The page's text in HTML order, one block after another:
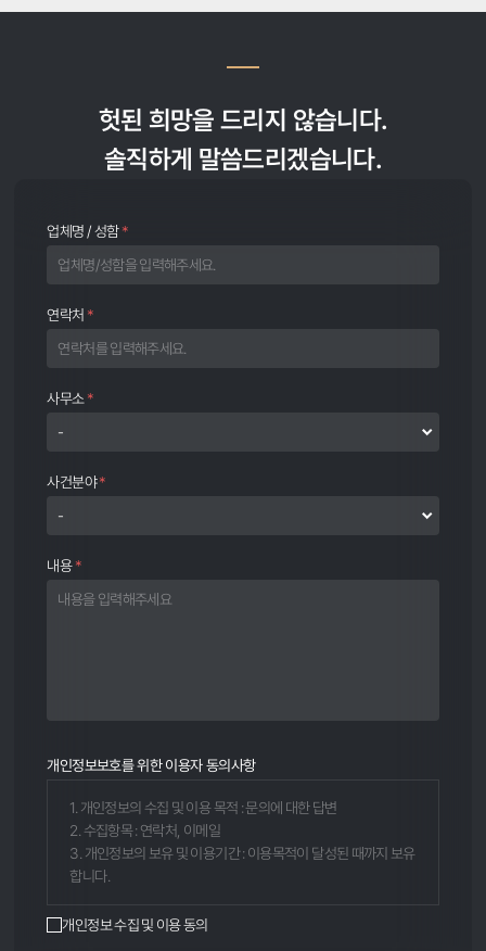
헛된 희망을 드리지 않습니다.
솔직하게 말씀드리겠습니다.
업체명 / 성함*
연락처 *
사무소*
사건분야*
내용*
개인정보보호를 위한 이용자 동의사항
1. 개인정보의 수집 및 이용 목적 : 문의에 대한 답변
2. 수집항목 : 연락처, 이메일
3. 개인정보의 보유 및 이용기간 : 이용목적이 달성된 때까지 보유
합니다.
개인정보 수집 및 이용 동의